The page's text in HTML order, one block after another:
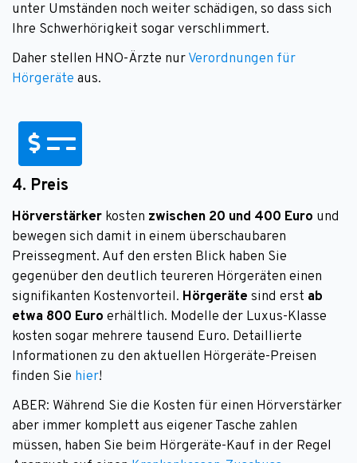
unter Umständen noch weiter schädigen, so dass sich
Ihre Schwerhörigkeit sogar verschlimmert.
Daher stellen HNO-Ärzte nurVerordnungen für
Hörgeräte aus.
4. Preis
Hörverstärker kosten zwischen 20 und 400 Euro und
bewegen sich damit in einem überschaubaren
Preissegment. Auf den ersten Blick haben Sie
gegenüber den deutlich teureren Hörgeräten einen
signifikanten Kostenvorteil. Hörgeräte sind erst ab
etwa 800 Euro erhältlich. Modelle der Luxus-Klasse
kosten sogar mehrere tausend Euro. Detaillierte
Informationen zu den aktuellen Hörgeräte-Preisen
finden Sie hier!
ABER: Während Sie die Kosten für einen Hörverstärker
aber immer komplett aus eigener Tasche zahlen
müssen, haben Sie beim Hörgeräte-Kauf in der Regel